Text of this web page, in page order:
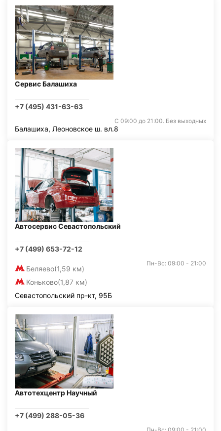
Сервис Балашиха
+7 (495) 431-63-63
С 09:00 до 21:00. Без выходных
Балашиха, Леоновское ш. вл.8
Автосервис Севастопольский
+7 (499) 653-72-12
Беляево(1,59 км)
Коньково(1,87 км)
Пн-Вс: 09:00 - 21:00
Севастопольский пр-кт, 95Б
Автотехцентр Научный
+7 (499) 288-05-36